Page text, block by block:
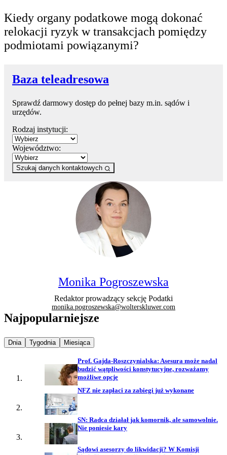
Kiedy organy podatkowe mogą dokonać
relokacji ryzyk w transakcjach pomiędzy
podmiotami powiązanymi?
Baza teleadresowa
Sprawdź darmowy dostęp do pełnej bazy m.in. sądów i
urzędów.
Rodzaj instytucji:
Województwo:
Szukaj danych kontaktowych
Monika Pogroszewska
Redaktor prowadzący sekcję Podatki
monika.pogroszewska@wolterskluwer.com
Najpopularniejsze
Najpopularniejsze wiadomości z
Dnia Najpopularniejsze wiadomości z
Tygodnia Najpopularniejsze wiadomości z
Miesiąca
Prof. Gajda-Roszczynialska: Asesura może nadal
budzić wątpliwości konstytucyjne, rozważamy
możliwe opcje
NFZ nie zapłaci za zabiegi już wykonane
SN: Radca działał jak komornik, ale samowolnie.
Nie poniesie kary
Sądowi asesorzy do likwidacji? W Komisji